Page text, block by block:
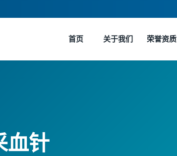
首页 关于我们 荣誉资质
血针